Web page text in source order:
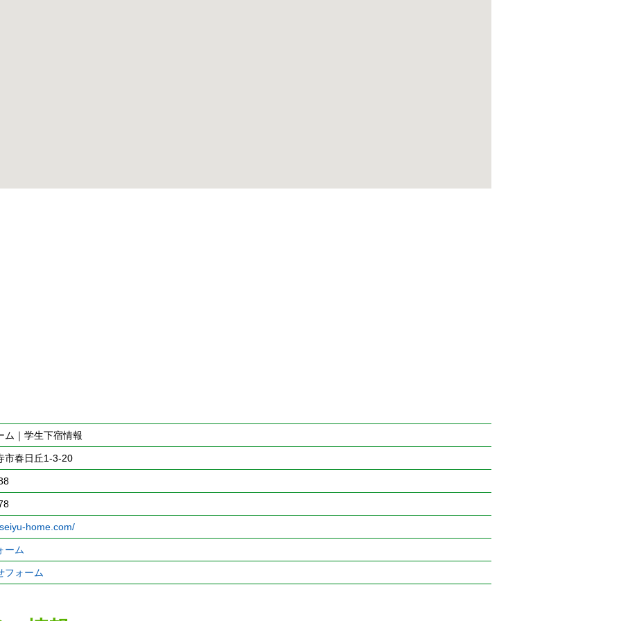
ム｜学生下宿情報
市春日丘1-3-20
home.com/
ーム
フォーム